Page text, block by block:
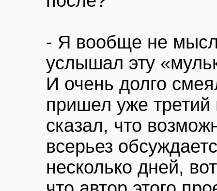
- Я вообще не
услышал эту
И очень долго
пришел уже третий
сказал, что
всерьез
несколько дней,